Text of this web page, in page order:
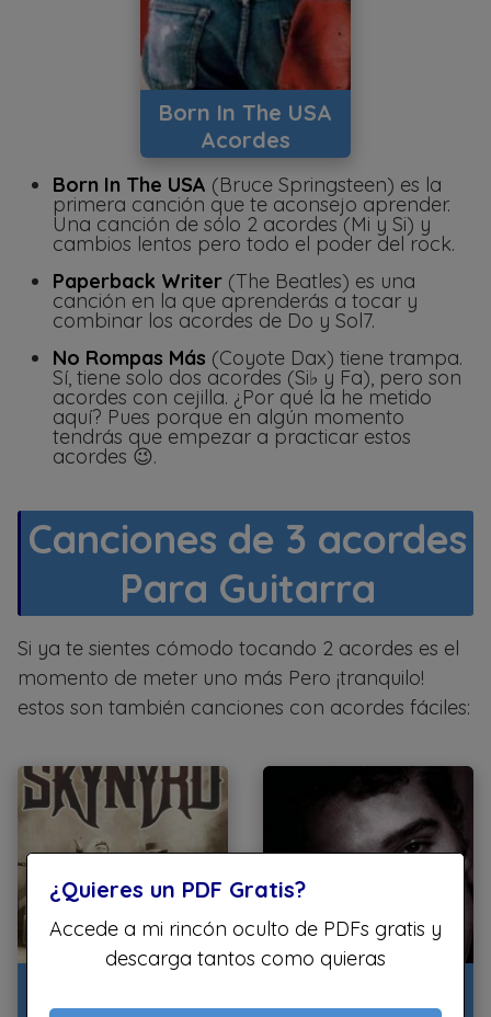
Born In The USA
Acordes
Born In The USA (Bruce Springsteen) es la
primera canción que te aconsejo aprender.
Una canción de sólo 2 acordes (Mi y Si) y
cambios lentos pero todo el poder del rock.
Paperback Writer (The Beatles) es una
canción en la que aprenderás a tocar y
combinar los acordes de Do y Sol7.
No Rompas Más (Coyote Dax) tiene trampa.
Sí, tiene solo dos acordes (Si♭ y Fa), pero son
acordes con cejilla. ¿Por qué la he metido
aquí? Pues porque en algún momento
tendrás que empezar a practicar estos
acordes 😉.
Canciones de 3 acordes
Para Guitarra
Si ya te sientes cómodo tocando 2 acordes es el
momento de meter uno más Pero ¡tranquilo!
estos son también canciones con acordes fáciles:
¿Quieres un PDF Gratis?
Accede a mi rincón oculto de PDFs gratis y
descarga tantos como quieras